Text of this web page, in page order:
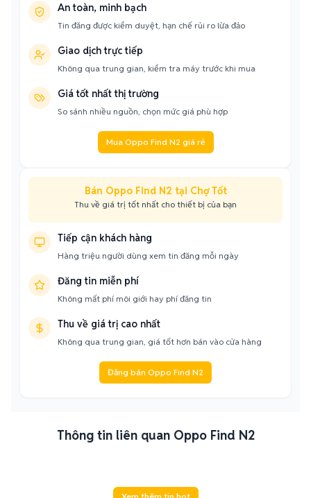
An toàn, minh bạch
Tin đăng được kiểm duyệt, hạn chế rủi ro lừa đảo
Giao dịch trực tiếp
Không qua trung gian, kiểm tra máy trước khi mua
Giá tốt nhất thị trường
So sánh nhiều nguồn, chọn mức giá phù hợp
Mua Oppo Find N2 giá rẻ
Bán Oppo Find N2 tại Chợ Tốt
Thu về giá trị tốt nhất cho thiết bị của bạn
Tiếp cận khách hàng
Hàng triệu người dùng xem tin đăng mỗi ngày
Đăng tin miễn phí
Không mất phí môi giới hay phí đăng tin
Thu về giá trị cao nhất
Không qua trung gian, giá tốt hơn bán vào cửa hàng
Đăng bán Oppo Find N2
Thông tin liên quan Oppo Find N2